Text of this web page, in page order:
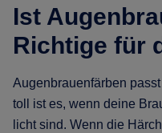
Ist
Richtige für
Augenbrauenfärben
toll ist es, wenn deine
licht sind. Wenn die